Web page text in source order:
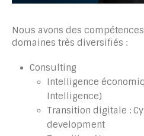
Nous avons des
domaines très diversifiés :
Consulting
Intelligence
Intelligence)
Transition digitale :
development